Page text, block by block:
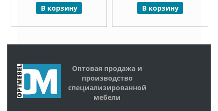
В корзину В корзину
Оптовая продажа и
производство
специализированной
мебели